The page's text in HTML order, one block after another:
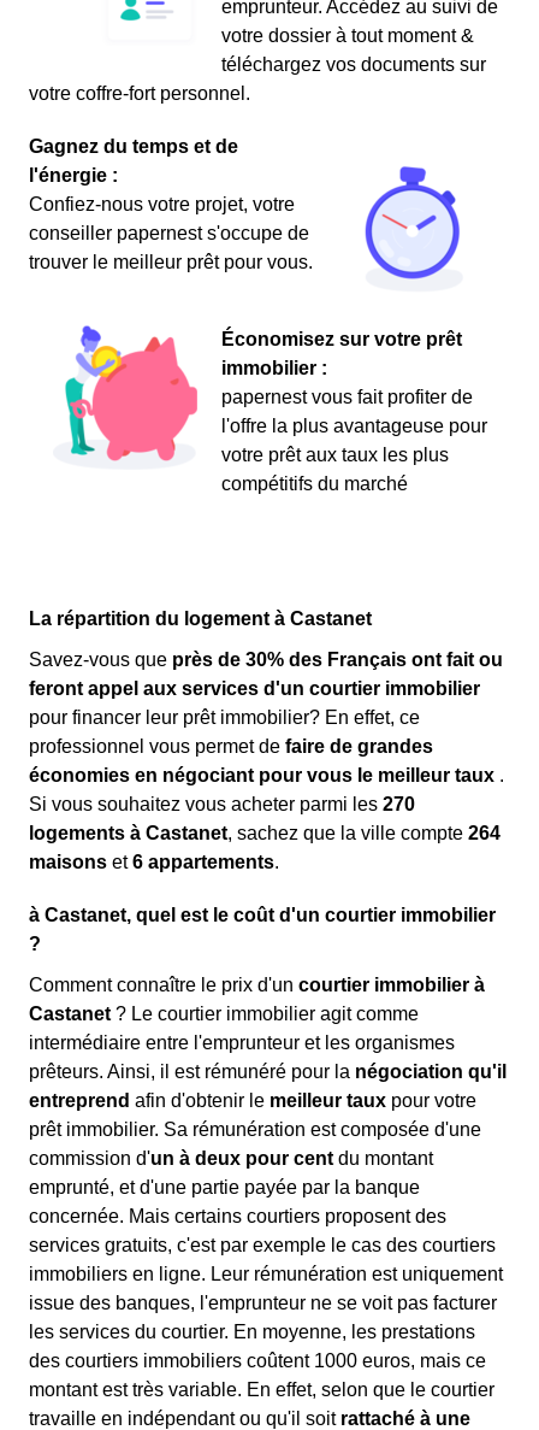
emprunteur. Accédez au suivi de
votre dossier à tout moment &
téléchargez vos documents sur
votre coffre-fort personnel.
Gagnez du temps et de
l'énergie :
Confiez-nous votre projet, votre
conseiller papernest s'occupe de
trouver le meilleur prêt pour vous.
Économisez sur votre prêt
immobilier :
papernest vous fait profiter de
l'offre la plus avantageuse pour
votre prêt aux taux les plus
compétitifs du marché
La répartition du logement à Castanet
Savez-vous que près de 30% des Français ont fait ou
feront appel aux services d'un courtier immobilier
pour financer leur prêt immobilier? En effet, ce
professionnel vous permet de faire de grandes
économies en négociant pour vous le meilleur taux .
Si vous souhaitez vous acheter parmi les 270
logements à Castanet, sachez que la ville compte 264
maisons et6 appartements.
à Castanet, quel est le coût d'un courtier immobilier
?
Comment connaître le prix d'un courtier immobilier à
Castanet ? Le courtier immobilier agit comme
intermédiaire entre l'emprunteur et les organismes
prêteurs. Ainsi, il est rémunéré pour la négociation qu'il
entreprend afin d'obtenir le meilleur taux pour votre
prêt immobilier. Sa rémunération est composée d'une
commission d'un à deux pour cent du montant
emprunté, et d'une partie payée par la banque
concernée. Mais certains courtiers proposent des
services gratuits, c'est par exemple le cas des courtiers
immobiliers en ligne. Leur rémunération est uniquement
issue des banques, l'emprunteur ne se voit pas facturer
les services du courtier. En moyenne, les prestations
des courtiers immobiliers coûtent 1000 euros, mais ce
montant est très variable. En effet, selon que le courtier
travaille en indépendant ou qu'il soit rattaché à une